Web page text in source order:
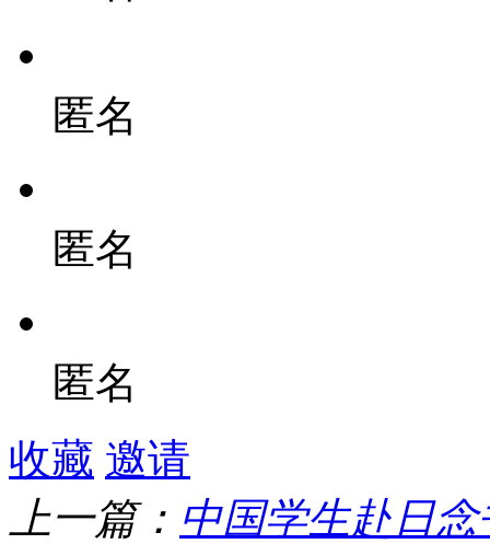
匿名
匿名
匿名
收藏 邀请
上一篇： 中国学生赴日